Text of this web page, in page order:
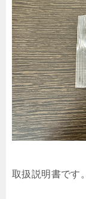
取扱説明書です。